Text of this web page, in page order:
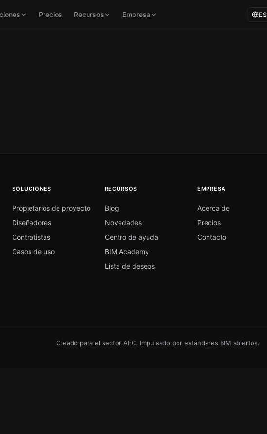
Precios Recursos Empresa ES
SOLUCIONES
Propietarios de proyecto
Diseñadores
Contratistas
Casos de uso
RECURSOS
Blog
Novedades
Centro de ayuda
BIM Academy
Lista de deseos
EMPRESA
Acerca de
Precios
Contacto
Creado para el sector AEC. Impulsado por estándares BIM abiertos.